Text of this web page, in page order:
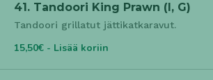
41. Tandoori King Prawn (l, G)
Tandoori grillatut jättikatkaravut.
15,50€ - Lisää koriin